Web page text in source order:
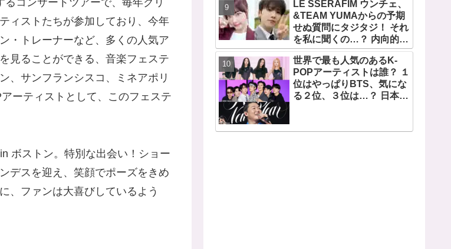
コンサートツアーで、毎年クリ
ィストたちが参加しており、今年
・トレーナーなど、多くの人気ア
見ることができる、音楽フェステ
、サンフランシスコ、ミネアポリ
ーティストとして、このフェステ
ボストン。特別な出会い！ショー
デスを迎え、笑顔でポーズをきめ
、ファンは大喜びしているよう
い「彼の夢、そして彼の絶
望から生まれた歌」
LE SSERAFIM ウンチェ、
&TEAM YUMAからの予期
せぬ質問にタジタジ！ それ
を私に聞くの…？ 内向的で
あるからこそ答えに困る彼
女のリアクションがかわい
すぎる
世界で最も人気のあるK-
POPアーティストは誰？ １
位はやっぱりBTS、気にな
る２位、３位は…？ 日本の
の個性あふれるデータに注